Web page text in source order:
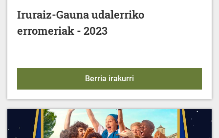
Iruraiz-Gauna udalerriko
erromeriak - 2023
Berria irakurri